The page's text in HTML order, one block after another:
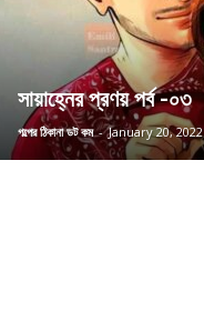
সায়াহ্নের প্রণয় পর্ব -০৩
গল্পের ঠিকানা ডট কম - January 20, 2022